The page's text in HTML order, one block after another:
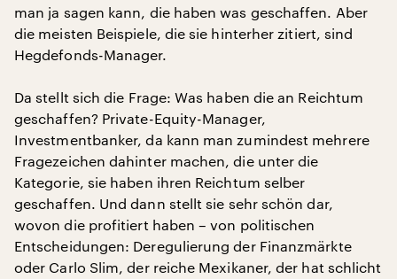
man ja sagen kann, die haben was geschaffen. Aber
die meisten Beispiele, die sie hinterher zitiert, sind
Hegdefonds-Manager.
Da stellt sich die Frage: Was haben die an Reichtum
geschaffen? Private-Equity-Manager,
Investmentbanker, da kann man zumindest mehrere
Fragezeichen dahinter machen, die unter die
Kategorie, sie haben ihren Reichtum selber
geschaffen. Und dann stellt sie sehr schön dar,
wovon die profitiert haben – von politischen
Entscheidungen: Deregulierung der Finanzmärkte
oder Carlo Slim, der reiche Mexikaner, der hat schlicht